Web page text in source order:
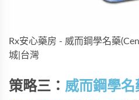
Rx安心藥房 - 威而鋼學名藥
城|台灣
策略三： 威而鋼學名